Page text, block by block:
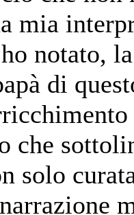
mia
notato,
di
che
solo